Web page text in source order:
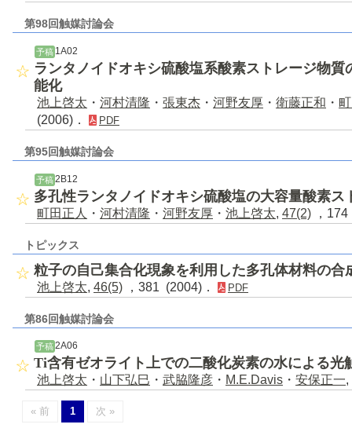
第98回触媒討論会
予稿 1A02
ランタノイドオキシ硫酸塩系酸素ストレージ物
能化
池上啓太 ・ 河村清隆 ・ 張東杰 ・ 河野友厚 ・ 衛藤正和 ・
(2006)．
PDF
第95回触媒討論会
予稿2B12
多孔性ランタノイドオキシ硫酸塩の大容量酸素ス
町田正人 ・ 河村清隆 ・ 河野友厚 ・ 池上啓太, 47(2) ，
トピックス
粒子の自己集合化現象を利用した多孔体材料の合
池上啓太, 46(5) ，381 (2004)． PDF
第86回触媒討論会
予稿 2A06
Ti含有ゼオライト上での二酸化炭素の水による光
池上啓太 ・ 山下弘巳 ・ 武脇隆彦 ・ M.E.Davis ・ 安保正一,
« 前 1 次 »